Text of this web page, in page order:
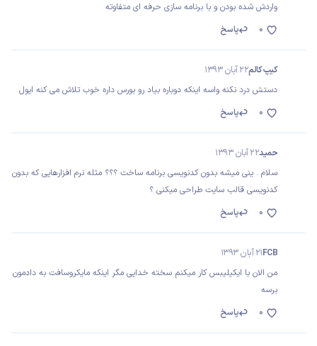
واردش شده بودن و با برنامه سازی حرفه ای متفاوته
پاسخ
0
کیپ کالم22 آبان 1393
دستش درد نکنه واسه اینکه دوباره بیاد رو بورس داره خوب تلاش می کنه ایول
پاسخ
0
حمید22 آبان 1393
سلام . ینی میشه بدون کدنویسی برنامه ساخت ؟؟؟ مثله نرم افزارهایی که بدون
کدنویسی قالب سایت طراحی میکنی ؟
پاسخ
0
FCB21 آبان 1393
من الان با ایکیلیبس کار میکنم سخته خدایی مگر اینکه مایکروسافت به دادمون
برسه
پاسخ
0